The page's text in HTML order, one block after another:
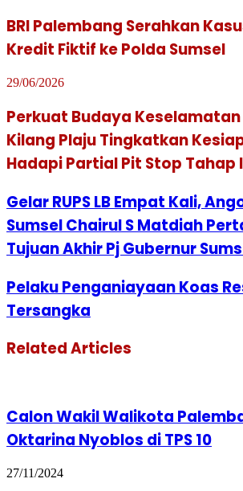
BRI Palembang Serahkan
Kredit Fiktif ke Polda Sumsel
29/06/2026
Perkuat Budaya
Kilang Plaju Tingkatkan
Hadapi Partial Pit Stop Tahap
Gelar RUPS LB Empat Kali,
Sumsel Chairul S Matdiah
Tujuan Akhir Pj Gubernur
Pelaku Penganiayaan Koas
Tersangka
Related Articles
Calon Wakil Walikota
Oktarina Nyoblos di TPS 10
27/11/2024